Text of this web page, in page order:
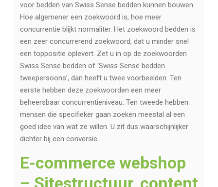
voor bedden van Swiss Sense bedden kunnen bouwen.
Hoe algemener een zoekwoord is, hoe meer
concurrentie blijkt normaliter. Het zoekwoord bedden is
een zeer concurrerend zoekwoord, dat u minder snel
een toppositie oplevert. Zet u in op de zoekwoorden
Swiss Sense bedden of ‘Swiss Sense bedden
tweepersoons’, dan heeft u twee voorbeelden. Ten
eerste hebben deze zoekwoorden een meer
beheersbaar concurrentieniveau. Ten tweede hebben
mensen die specifieker gaan zoeken meestal al een
goed idee van wat ze willen. U zit dus waarschijnlijker
dichter bij een conversie.
E-commerce webshop
– Sitestructuur, content